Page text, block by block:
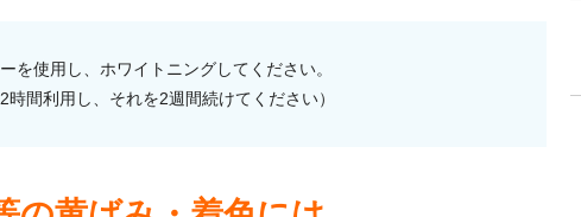
を使用し、ホワイトニングしてください。
時間利用し、それを2週間続けてください）